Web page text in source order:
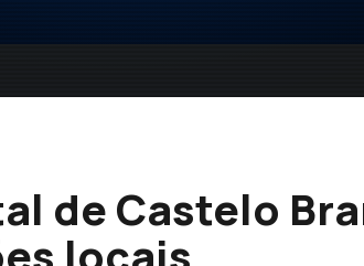
de Castelo
locais